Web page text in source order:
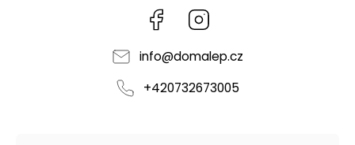
Facebook
info@domalep.cz
+420732673005